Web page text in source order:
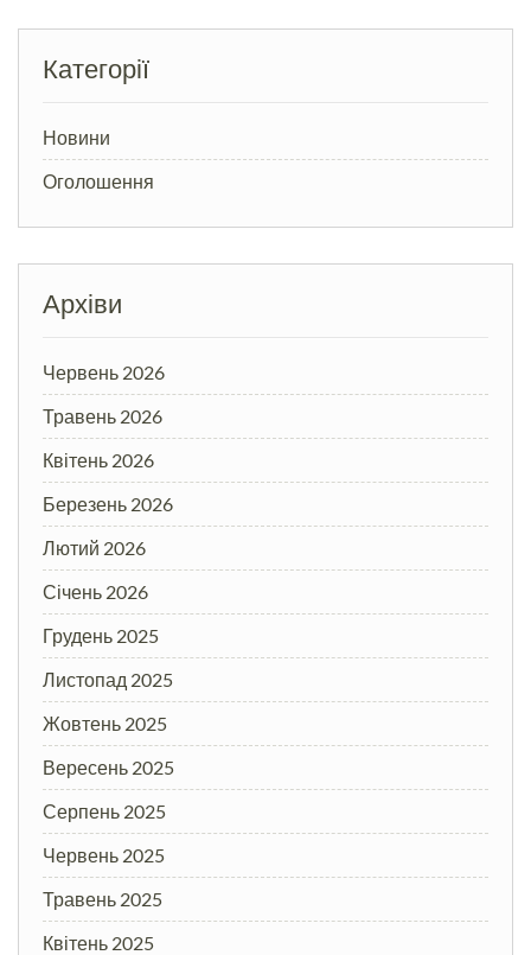
Категорії
Новини
Оголошення
Архіви
Червень 2026
Травень 2026
Квітень 2026
Березень 2026
Лютий 2026
Січень 2026
Грудень 2025
Листопад 2025
Жовтень 2025
Вересень 2025
Серпень 2025
Червень 2025
Травень 2025
Квітень 2025